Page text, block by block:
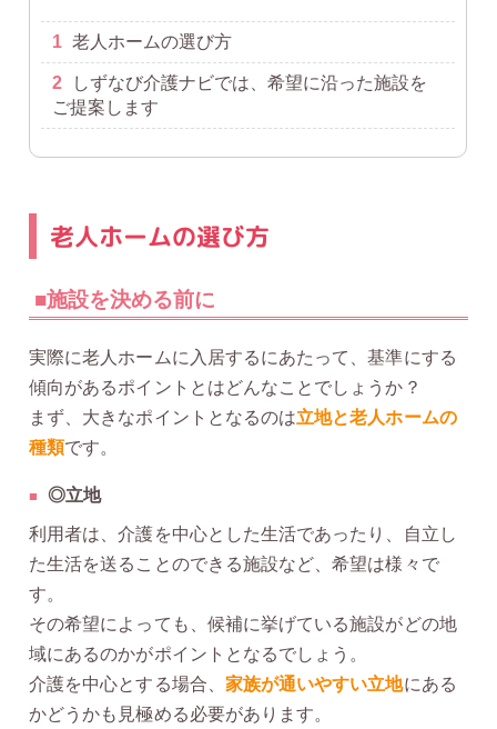
1 老人ホームの選び方
2
しずなび介護ナビでは、希望に沿った施設を
ご提案します
老人ホームの選び方
■施設を決める前に
実際に老人ホームに入居するにあたって、基準にする
傾向があるポイントとはどんなことでしょうか？
まず、大きなポイントとなるのは立地と老人ホームの
種類です。
◎立地
利用者は、介護を中心とした生活であったり、自立し
た生活を送ることのできる施設など、希望は様々で
す。
その希望によっても、候補に挙げている施設がどの地
域にあるのかがポイントとなるでしょう。
介護を中心とする場合、 家族が通いやすい立地にある
かどうかも見極める必要があります。